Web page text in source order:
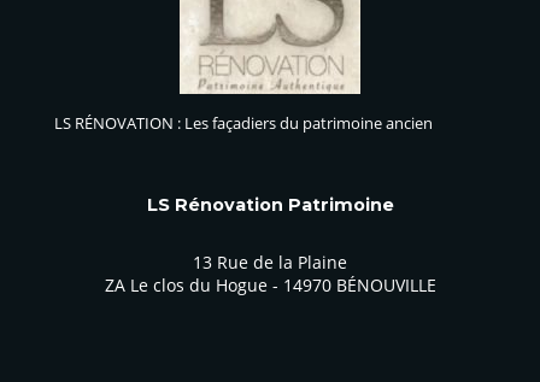
LS RÉNOVATION : Les façadiers du patrimoine ancien
LS Rénovation Patrimoine
13 Rue de la Plaine
ZA Le clos du Hogue - 14970 BÉNOUVILLE